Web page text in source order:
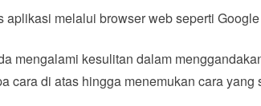
aplikasi melalui browser web seperti
mengalami kesulitan dalam
cara di atas hingga menemukan cara